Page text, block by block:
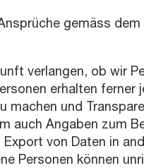
gemäss
verlangen, ob wir
erhalten
und
auch Angaben zum
von Daten in
Personen können